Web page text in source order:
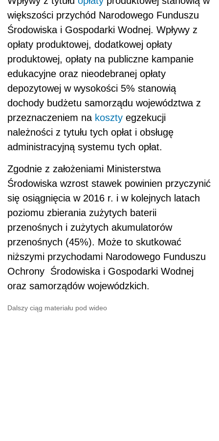
większości przychód Narodowego Funduszu
Środowiska i Gospodarki Wodnej. Wpływy z
opłaty produktowej, dodatkowej opłaty
produktowej, opłaty na publiczne kampanie
edukacyjne oraz nieodebranej opłaty
depozytowej w wysokości 5% stanowią
dochody budżetu samorządu województwa z
przeznaczeniem na koszty egzekucji
należności z tytułu tych opłat i obsługę
administracyjną systemu tych opłat.
Zgodnie z założeniami Ministerstwa
Środowiska wzrost stawek powinien przyczynić
się osiągnięcia w 2016 r. i w kolejnych latach
poziomu zbierania zużytych baterii
przenośnych i zużytych akumulatorów
przenośnych (45%). Może to skutkować
niższymi przychodami Narodowego Funduszu
Ochrony Środowiska i Gospodarki Wodnej
oraz samorządów wojewódzkich.
Dalszy ciąg materiału pod wideo